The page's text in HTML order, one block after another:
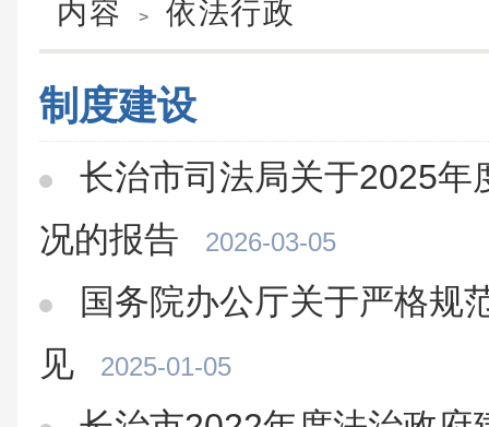
内容 > 依法行政
制度建设
长治市司法局关于2025年
况的报告
2026-03-05
国务院办公厅关于严格规
见
2025-01-05